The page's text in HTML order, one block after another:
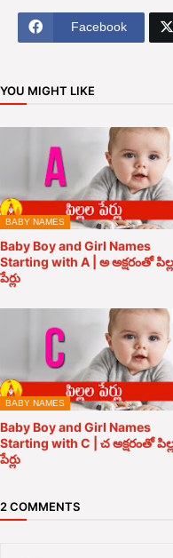
Facebook
YOU MIGHT LIKE
BABY NAMES
Baby Boy and Girl Names
Starting with A | అ అక్షరంతో
పేర్లు
BABY NAMES
Baby Boy and Girl Names
Starting with C | చ అక్షరంతో
పేర్లు
2 COMMENTS